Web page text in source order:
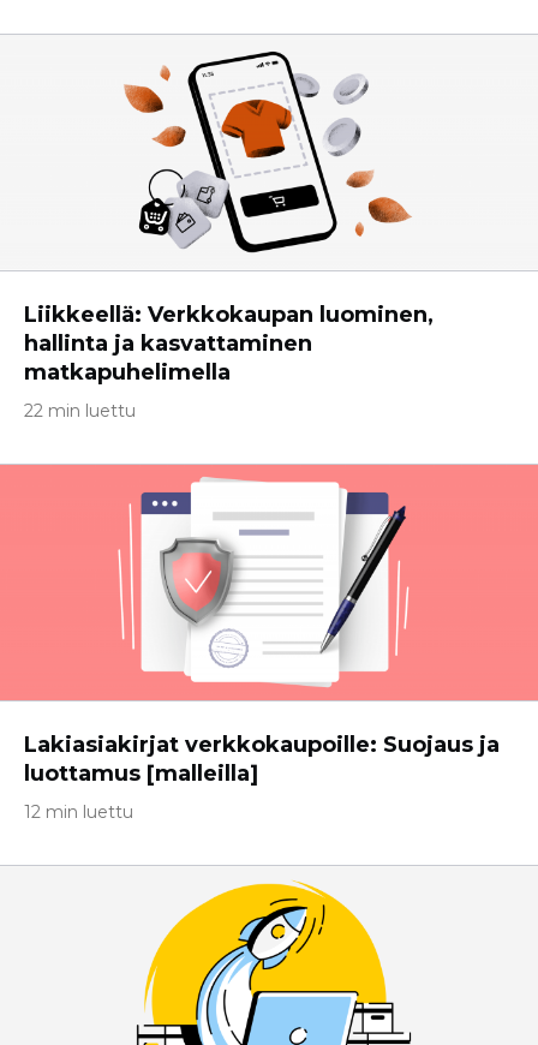
Liikkeellä: Verkkokaupan luominen,
hallinta ja kasvattaminen
matkapuhelimella
22 min luettu
Lakiasiakirjat verkkokaupoille: Suojaus ja
luottamus [malleilla]
12 min luettu